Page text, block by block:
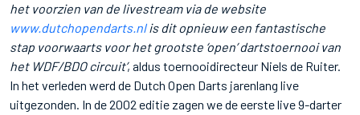
het voorzien van de livestream via de website
www.dutchopendarts.nlis dit opnieuw een fantastische
stap voorwaarts voor het grootste ‘open’ dartstoernooi van
het WDF/BDO circuit’, aldus toernooidirecteur Niels de Ruiter.
In het verleden werd de Dutch Open Darts jarenlang live
uitgezonden. In de 2002 editie zagen we de eerste live 9-darter